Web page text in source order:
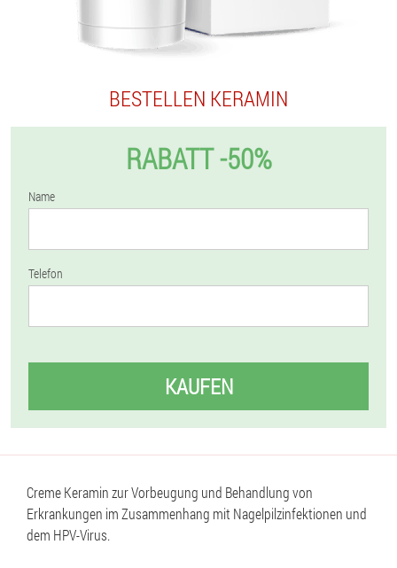
BESTELLEN KERAMIN
RABATT -50%
Name
Telefon
KAUFEN
Creme Keramin zur Vorbeugung und Behandlung von
Erkrankungen im Zusammenhang mit Nagelpilzinfektionen und
dem HPV-Virus.